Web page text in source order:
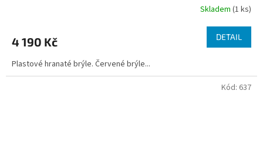
Skladem (1 ks)
4 190 Kč DETAIL
Plastové hranaté brýle. Červené brýle...
Kód: 637